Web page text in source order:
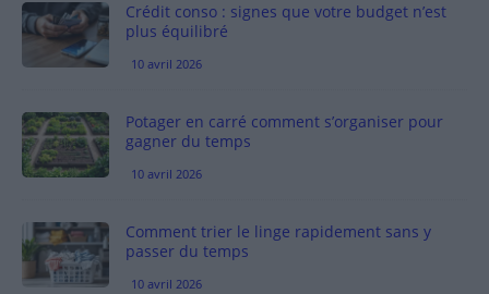
Crédit conso : signes que votre budget n’est
plus équilibré
10 avril 2026
Potager en carré comment s’organiser pour
gagner du temps
10 avril 2026
Comment trier le linge rapidement sans y
passer du temps
10 avril 2026